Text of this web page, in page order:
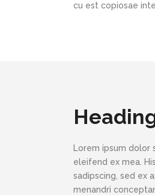
cu est copiosae
Lorem ipsum dolor
eleifend ex mea.
sadipscing, sed ex
menandri